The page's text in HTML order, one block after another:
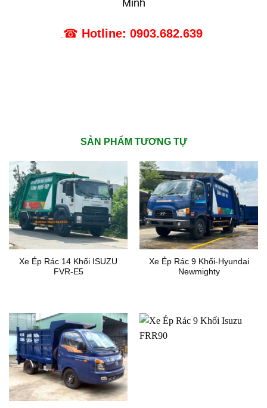
Minh
☎ Hotline: 0903.682.639
SẢN PHẨM TƯƠNG TỰ
Xe Ép Rác 14 Khối ISUZU
FVR-E5
Xe Ép Rác 9 Khối-Hyundai
Newmighty